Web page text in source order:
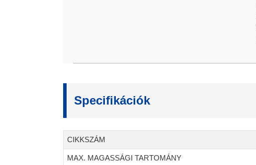
Specifikációk
CIKKSZÁM
MAX. MAGASSÁGI TARTOMÁNY